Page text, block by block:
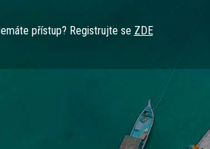
přístup? Registrujte se ZDE